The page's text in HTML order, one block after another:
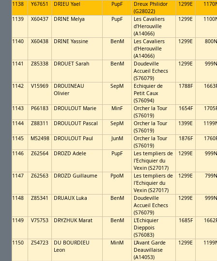
1138 Y67651 DRIEU Yael PupF
Dreux Philidor
(G28022)
1299E
1139 X60437 DRINE Melya PupF
Les Cavaliers
d'Herouville
(A14066)
1299E
1140 X60438 DRINE Yassine BenM
Les Cavaliers
d'Herouville
(A14066)
1299E 800N
1141 Z85338 DROUET Sarah BenM
Doudeville
Accueil Echecs
(S76079)
1299E 999N
1142 V15969
DROUINEAU
Olivier
SepM
Echiquier de
Petit Caux
(S76094)
1788F
1143 P66183 DROULOUT Marie MinF
Orcher la Tour
(S76019)
1654F
1144 Z88311 DROULOUT Pascal SepM
Orcher la Tour
(S76019)
1399E
1145 M52498 DROULOUT Paul JunM
Orcher la Tour
(S76019)
1876F
1146 Z62564 DROZD Adele PupF
Les templiers de
l'Echiquier du
Vexin (S27017)
1299E 999N
1147 Z62563 DROZD Guillaume PpoM
Les templiers de
l'Echiquier du
Vexin (S27017)
1299E 799N
1148 Z85341 DRUAUX Luka BenM
Doudeville
Accueil Echecs
(S76079)
1299E 999N
1149 V75753 DRYZHUK Marat BenM
L'Echiquier
Dieppois
(S76083)
1685F
1150 Z54723
DU BOURDIEU
Leon
MinM
L'Avant Garde
Deauvillaise
(A14053)
1299E